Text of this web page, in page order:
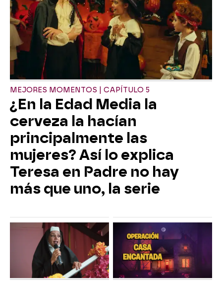
MEJORES MOMENTOS | CAPÍTULO 5
¿En la Edad Media la
cerveza la hacían
principalmente las
mujeres? Así lo explica
Teresa en Padre no hay
más que uno, la serie